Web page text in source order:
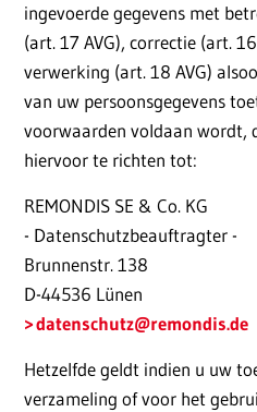
ingevoerde gegevens met
(art. 17 AVG), correctie (art.
verwerking (art. 18 AVG)
van uw persoonsgegevens
voorwaarden voldaan wordt,
hiervoor te richten tot:
REMONDIS SE & Co. KG
- Datenschutzbeauftragter -
Brunnenstr. 138
D-44536 Lünen
datenschutz@remondis.de
Hetzelfde geldt indien u uw
verzameling of voor het